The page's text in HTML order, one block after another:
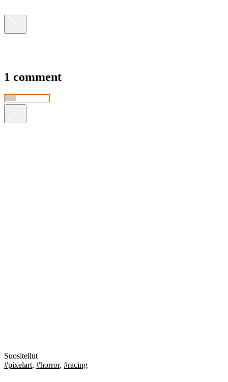
1 comment
Suositellut
#pixelart, #horror, #racing